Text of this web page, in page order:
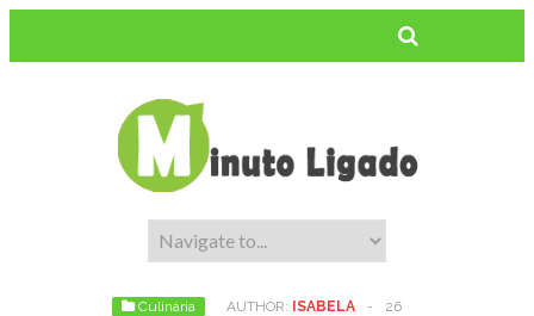
Culinária AUTHOR: ISABELA -
26